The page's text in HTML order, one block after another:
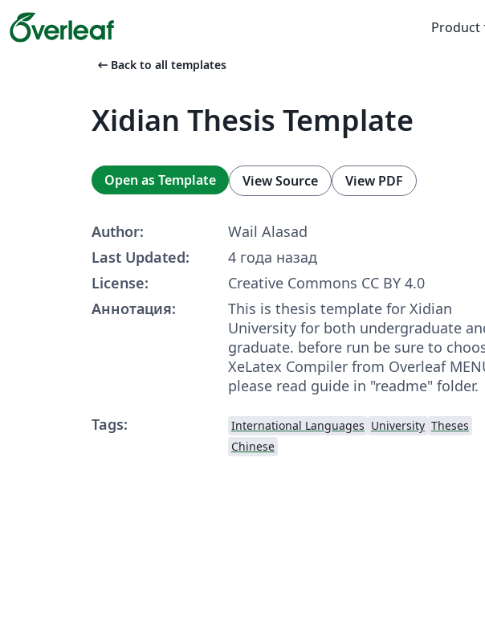
Product
arrow_left_alt Back to all templates
Xidian Thesis Template
Open as Template View Source View PDF
Author:
Wail Alasad
Last Updated:
4 года назад
License:
Creative Commons CC BY 4.0
Аннотация:
This is thesis template for Xidian
University for both undergraduate
graduate. before run be sure to
XeLatex Compiler from Overleaf
please read guide in "readme" folder.
Tags:
International Languages University Theses
Chinese